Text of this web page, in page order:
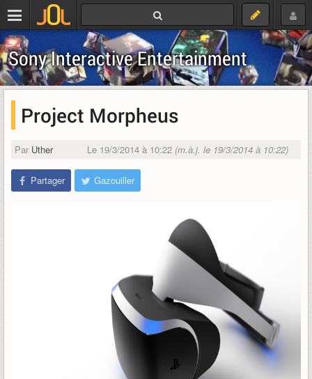
Sony Interactive Entertainment
Project Morpheus
Par Uther Le 19/3/2014 à 10:22 (m.à.j. le 19/3/2014 à 10:22)
Partager Gazouiller